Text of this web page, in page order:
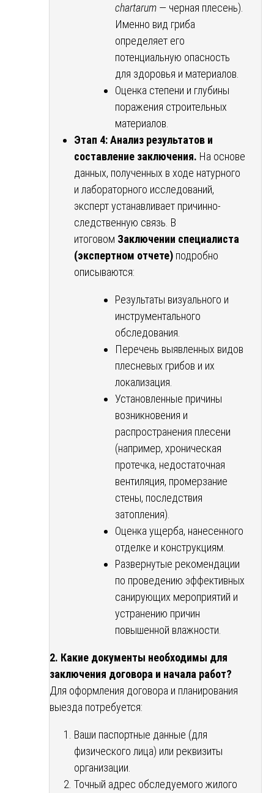
chartarum — черная плесень).
Именно вид гриба
определяет его
потенциальную опасность
для здоровья и материалов.
Оценка степени и глубины
поражения строительных
материалов.
Этап 4: Анализ результатов и
составление заключения. На основе
данных, полученных в ходе натурного
и лабораторного исследований,
эксперт устанавливает причинно-
следственную связь. В
итоговом Заключении специалиста
(экспертном отчете) подробно
описываются:
Результаты визуального и
инструментального
обследования.
Перечень выявленных видов
плесневых грибов и их
локализация.
Установленные причины
возникновения и
распространения плесени
(например, хроническая
протечка, недостаточная
вентиляция, промерзание
стены, последствия
затопления).
Оценка ущерба, нанесенного
отделке и конструкциям.
Развернутые рекомендации
по проведению эффективных
санирующих мероприятий и
устранению причин
повышенной влажности.
2. Какие документы необходимы для
заключения договора и начала работ?
Для оформления договора и планирования
выезда потребуется:
Ваши паспортные данные (для
физического лица) или реквизиты
организации.
Точный адрес обследуемого жилого